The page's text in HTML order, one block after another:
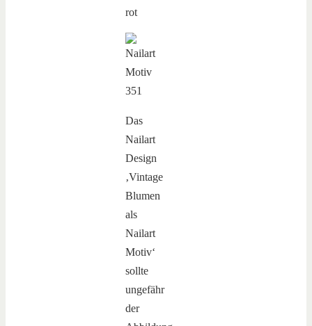
Das
Nailart
Design
‚Vintage
Blumen
als
Nailart
Motiv‘
sollte
ungefähr
der